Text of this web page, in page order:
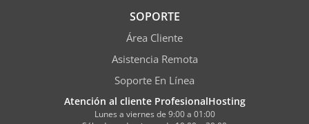
SOPORTE
Área Cliente
Asistencia Remota
Soporte En Línea
Atención al cliente ProfesionalHosting
Lunes a viernes de 9:00 a 01:00